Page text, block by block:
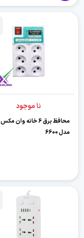
نا موجود
محافظ برق 6 خانه وان مکس
مدل 6600